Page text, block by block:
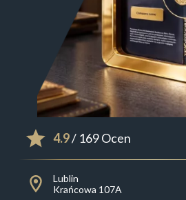
4.9/ 169 Ocen
Lublin
Krańcowa 107A